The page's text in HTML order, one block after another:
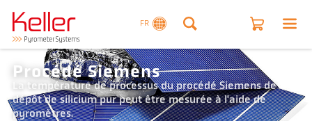
FR
Procédé Siemens
La température de processus du procédé Siemens de
dépôt de silicium pur peut être mesurée à l'aide de
pyromètres.